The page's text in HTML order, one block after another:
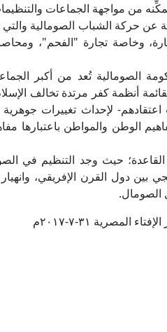
من مواجهة الجماعات
عن حركة الشباب الصومالية
وخاصة تجارة "الفحم"،
الصومالية تُعد من أكبر
أنظمة كفر مرتدة تخالف
لإحداث تغييرات
الوطن والمواطن باعتبارها
حيث وجد التنظيم في
بين دول القرن الإفريقي، وانهيار
الصومال.
المصرية ٣١-٧-٢٠١٧م